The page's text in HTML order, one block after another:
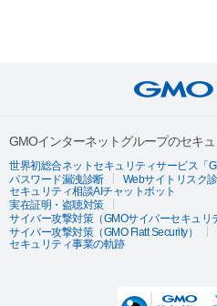
GMOインターネットグループのセキ
世界初総合ネットセキュリティサービス「
パスワード漏洩診断
Webサイトリスク
セキュリティ相談AIチャットボット
実在証明・盗聴対策
サイバー攻撃対策（GMOサイバーセキュリ
サイバー攻撃対策（GMO Flatt Security）
セキュリティ事業の軌跡